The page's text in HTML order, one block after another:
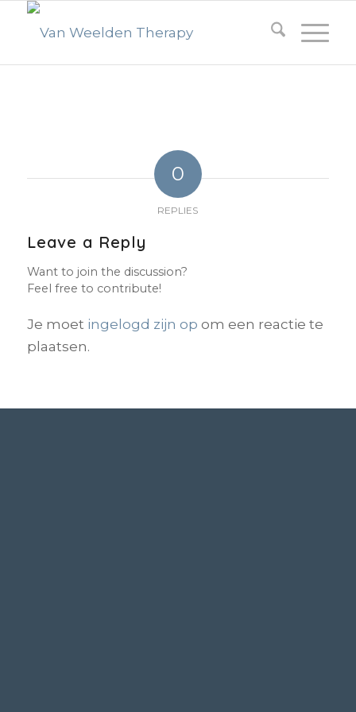
0
REPLIES
Leave a Reply
Want to join the discussion?
Feel free to contribute!
Je moet ingelogd zijn op om een reactie te
plaatsen.